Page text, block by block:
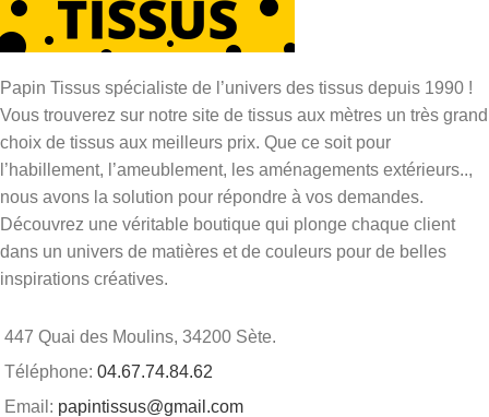
Papin Tissus spécialiste de l’univers des tissus depuis 1990 !
Vous trouverez sur notre site de tissus aux mètres un très grand
choix de tissus aux meilleurs prix. Que ce soit pour
l’habillement, l’ameublement, les aménagements extérieurs..,
nous avons la solution pour répondre à vos demandes.
Découvrez une véritable boutique qui plonge chaque client
dans un univers de matières et de couleurs pour de belles
inspirations créatives.
447 Quai des Moulins, 34200 Sète.
Téléphone: 04.67.74.84.62
Email: papintissus@gmail.com